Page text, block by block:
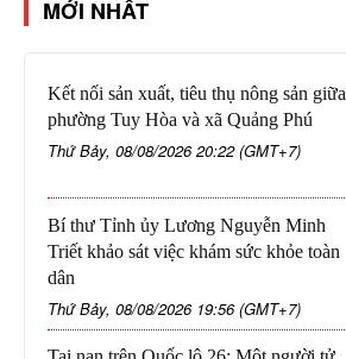
MỚI NHẤT
Kết nối sản xuất, tiêu thụ nông sản giữa
phường Tuy Hòa và xã Quảng Phú
Thứ Bảy, 08/08/2026 20:22 (GMT+7)
Bí thư Tỉnh ủy Lương Nguyễn Minh
Triết khảo sát việc khám sức khỏe toàn
dân
Thứ Bảy, 08/08/2026 19:56 (GMT+7)